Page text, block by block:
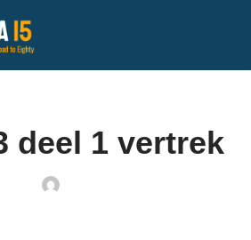
deel 1 vertrek